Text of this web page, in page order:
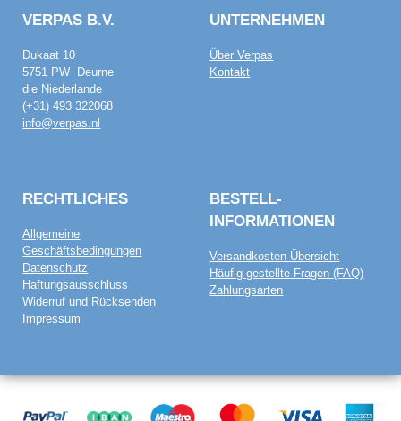
VERPAS B.V.
Dukaat 10
5751 PW Deurne
die Niederlande
(+31) 493 322068
info@verpas.nl
UNTERNEHMEN
Über Verpas
Kontakt
RECHTLICHES
Allgemeine
Geschäftsbedingungen
Datenschutz
Haftungsausschluss
Widerruf und Rücksenden
Impressum
BESTELL­
INFORMATIONEN
Versandkosten-Übersicht
Häufig gestellte Fragen (FAQ)
Zahlungsarten